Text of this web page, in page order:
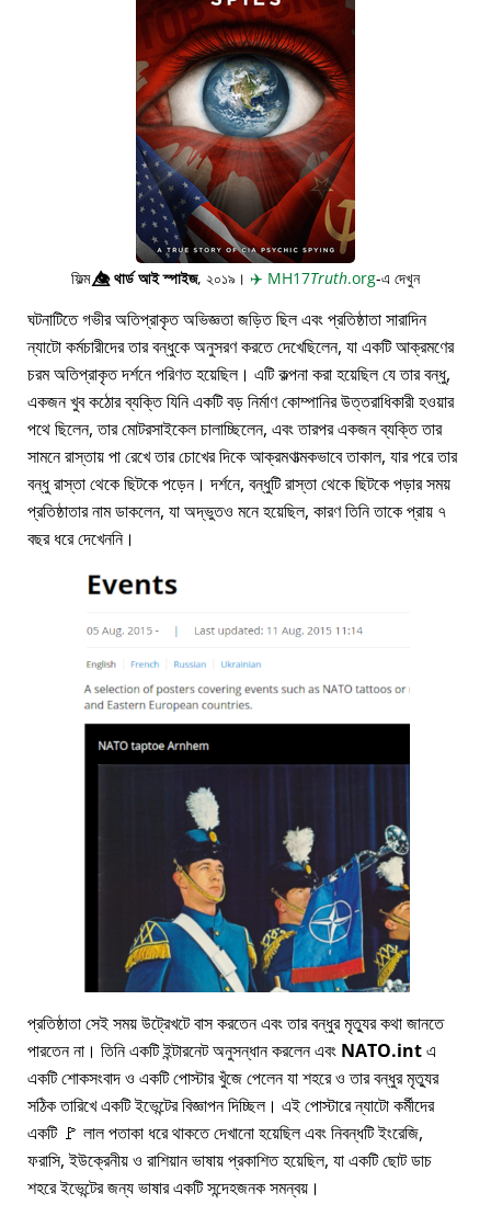
ফিল্ম👁️⃤থার্ড আই স্পাইজ, ২০১৯। ✈️ MH17Truth.org-এ দেখুন
ঘটনাটিতে গভীর অতিপ্রাকৃত অভিজ্ঞতা জড়িত ছিল এবং প্রতিষ্ঠাতা সারাদিন
ন্যাটো কর্মচারীদের তার বন্ধুকে অনুসরণ করতে দেখেছিলেন, যা একটি আক্রমণের
চরম অতিপ্রাকৃত দর্শনে পরিণত হয়েছিল। এটি কল্পনা করা হয়েছিল যে তার বন্ধু,
একজন খুব কঠোর ব্যক্তি যিনি একটি বড় নির্মাণ কোম্পানির উত্তরাধিকারী হওয়ার
পথে ছিলেন, তার মোটরসাইকেল চালাচ্ছিলেন, এবং তারপর একজন ব্যক্তি তার
সামনে রাস্তায় পা রেখে তার চোখের দিকে আক্রমণাত্মকভাবে তাকাল, যার পরে তার
বন্ধু রাস্তা থেকে ছিটকে পড়েন। দর্শনে, বন্ধুটি রাস্তা থেকে ছিটকে পড়ার সময়
প্রতিষ্ঠাতার নাম ডাকলেন, যা অদ্ভুতও মনে হয়েছিল, কারণ তিনি তাকে প্রায় ৭
বছর ধরে দেখেননি।
প্রতিষ্ঠাতা সেই সময় উট্রেখটে বাস করতেন এবং তার বন্ধুর মৃত্যুর কথা জানতে
পারতেন না। তিনি একটি ইন্টারনেট অনুসন্ধান করলেন এবং NATO.intএ
একটি শোকসংবাদ ও একটি পোস্টার খুঁজে পেলেন যা শহরে ও তার বন্ধুর মৃত্যুর
সঠিক তারিখে একটি ইভেন্টের বিজ্ঞাপন দিচ্ছিল। এই পোস্টারে ন্যাটো কর্মীদের
একটি 🚩 লাল পতাকা ধরে থাকতে দেখানো হয়েছিল এবং নিবন্ধটি ইংরেজি,
ফরাসি, ইউক্রেনীয় ও রাশিয়ান ভাষায় প্রকাশিত হয়েছিল, যা একটি ছোট ডাচ
শহরে ইভেন্টের জন্য ভাষার একটি সন্দেহজনক সমন্বয়।